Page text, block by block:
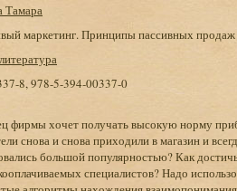
Тамара
маркетинг. Принципы пассивных продаж
8, 978-5-394-00337-0
фирмы хочет получать высокую норму
снова и снова приходили в магазин и
большой популярностью? Как
специалистов? Надо